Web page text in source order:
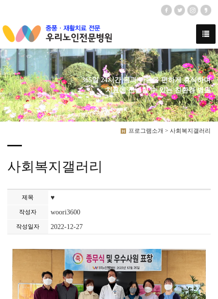
365일 24시간 몸과 마음을 편하게 휴식하며
치료에 전념할 수 있는 친환경 병원
프로그램소개 > 사회복지갤러리
사회복지갤러리
제목 ♥
작성자 woori3600
작성일자 2022-12-27